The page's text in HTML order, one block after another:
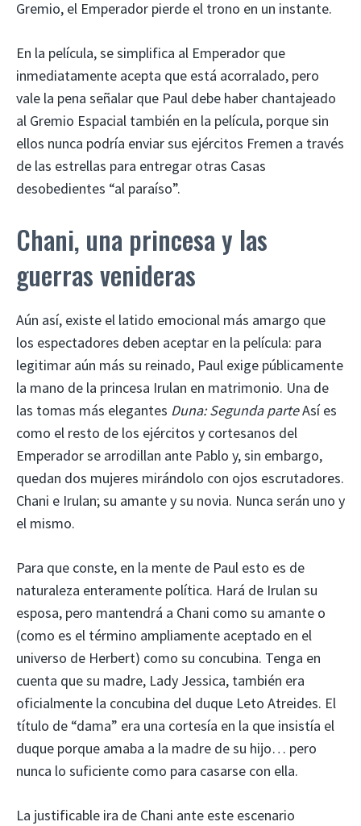
Gremio, el Emperador pierde el trono en un instante.
En la película, se simplifica al Emperador que
inmediatamente acepta que está acorralado, pero
vale la pena señalar que Paul debe haber chantajeado
al Gremio Espacial también en la película, porque sin
ellos nunca podría enviar sus ejércitos Fremen a través
de las estrellas para entregar otras Casas
desobedientes “al paraíso”.
Chani, una princesa y las
guerras venideras
Aún así, existe el latido emocional más amargo que
los espectadores deben aceptar en la película: para
legitimar aún más su reinado, Paul exige públicamente
la mano de la princesa Irulan en matrimonio. Una de
las tomas más elegantes Duna: Segunda parteAsí es
como el resto de los ejércitos y cortesanos del
Emperador se arrodillan ante Pablo y, sin embargo,
quedan dos mujeres mirándolo con ojos escrutadores.
Chani e Irulan; su amante y su novia. Nunca serán uno y
el mismo.
Para que conste, en la mente de Paul esto es de
naturaleza enteramente política. Hará de Irulan su
esposa, pero mantendrá a Chani como su amante o
(como es el término ampliamente aceptado en el
universo de Herbert) como su concubina. Tenga en
cuenta que su madre, Lady Jessica, también era
oficialmente la concubina del duque Leto Atreides. El
título de “dama” era una cortesía en la que insistía el
duque porque amaba a la madre de su hijo… pero
nunca lo suficiente como para casarse con ella.
La justificable ira de Chani ante este escenario